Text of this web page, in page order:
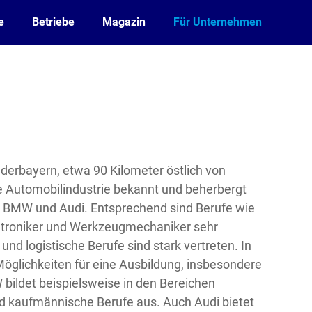
Betriebe Magazin Für Unternehmen
etwa 90 Kilometer östlich von
Automobilindustrie bekannt und beherbergt
und Audi. Entsprechend sind Berufe wie
und Werkzeugmechaniker sehr
logistische Berufe sind stark vertreten. In
für eine Ausbildung, insbesondere
beispielsweise in den Bereichen
kaufmännische Berufe aus. Auch Audi bietet